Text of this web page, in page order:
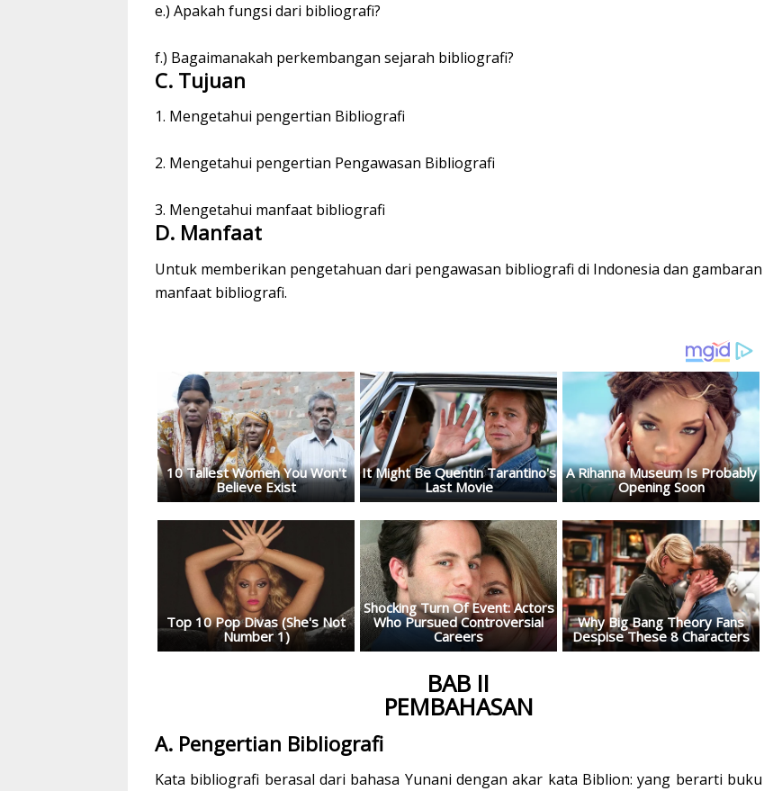
e.) Apakah fungsi dari bibliografi?
f.) Bagaimanakah perkembangan sejarah bibliografi?
C. Tujuan
1. Mengetahui pengertian Bibliografi
2. Mengetahui pengertian Pengawasan Bibliografi
3. Mengetahui manfaat bibliografi
D. Manfaat
Untuk memberikan pengetahuan dari pengawasan bibliografi di Indonesia dan gambaran
manfaat bibliografi.
BAB II
PEMBAHASAN
A. Pengertian Bibliografi
Kata bibliografi berasal dari bahasa Yunani dengan akar kata Biblion: yang berarti buku